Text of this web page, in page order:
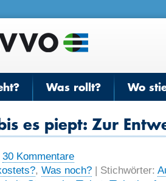
Was rollt? Wo
es piept: Zur
30 Kommentare
, Was noch? | Stichwörter: